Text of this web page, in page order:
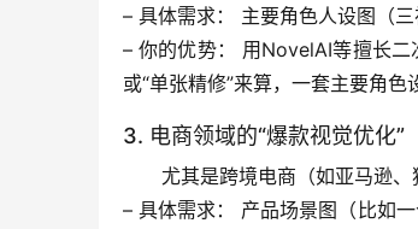
– 具体需求：
主要角色人设图（
– 你的优势： 用NovelAI等擅长二
或“单张精修”来算，一套主要角色
3. 电商领域的“爆款视觉优化”
尤其是跨境电商（如亚马逊、
– 具体需求：
产品场景图（比如